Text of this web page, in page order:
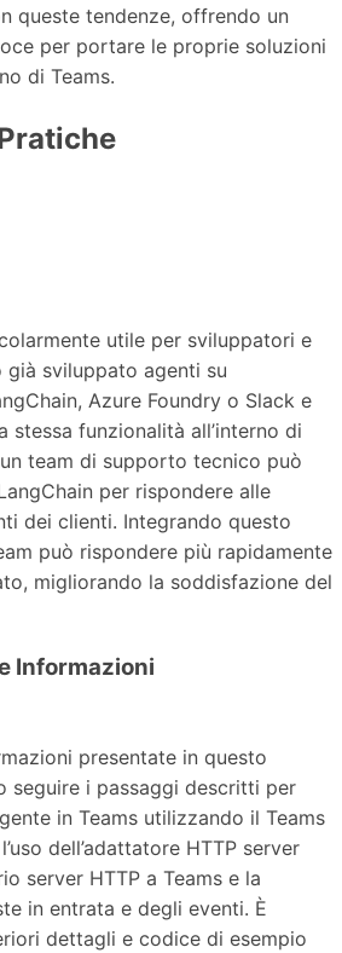
queste tendenze, offrendo un
per portare le proprie soluzioni
di Teams.
utile per sviluppatori e
già sviluppato agenti su
Azure Foundry o Slack e
stessa funzionalità all’interno di
team di supporto tecnico può
per rispondere alle
dei clienti. Integrando questo
può rispondere più rapidamente
migliorando la soddisfazione del
Informazioni
presentate in questo
seguire i passaggi descritti per
in Teams utilizzando il Teams
dell’adattatore HTTP server
server HTTP a Teams e la
in entrata e degli eventi. È
dettagli e codice di esempio